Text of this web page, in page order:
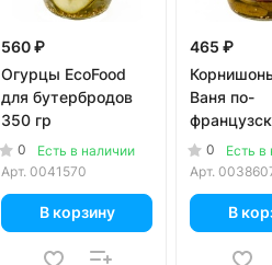
560 ₽
Огурцы EcoFood
для бутербродов
350 гр
0
Есть в наличии
Арт. 0041570
В корзину
465 ₽
Ваня по-
0
Есть в
Арт.
В